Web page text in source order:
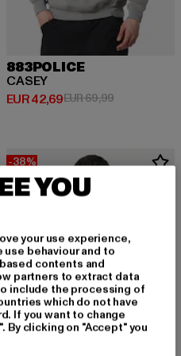
89,99
883POLICE
CASEY
EUR 42,69
Huidige prijs: EUR 42,69
EUR 69,99Actieprijs:
-38%
YOU
your use experience,
use behaviour and to
contents and
partners to extract data
include the processing of
which do not have
If you want to change
clicking on "Accept" you